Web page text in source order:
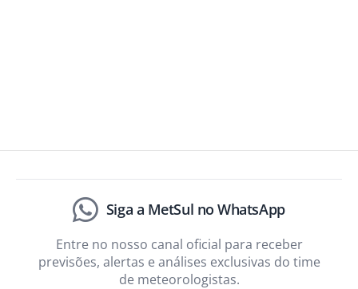
Siga a MetSul no WhatsApp
Entre no nosso canal oficial para receber
previsões, alertas e análises exclusivas do time
de meteorologistas.